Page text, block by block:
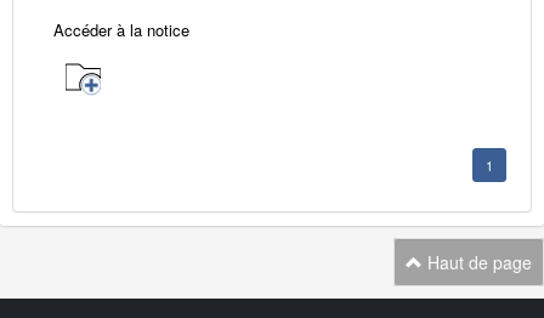
Accéder à la notice
1
Haut de page